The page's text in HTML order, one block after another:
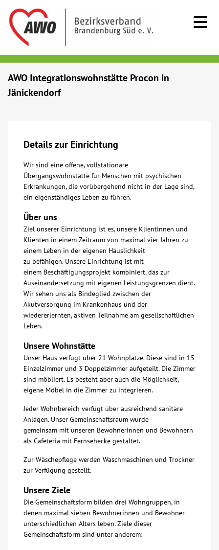
Senioren
Begegnung
Über uns
Veranstaltungen
Spenden
Mitmachen
Karriere
Ausbildung
Glossar
Suche
Kontakt
AWO BB Süd
AWO Integrationswohnstätte Procon in
Jänickendorf
Details zur Einrichtung
Wir sind eine offene, vollstationäre
Übergangswohnstätte für Menschen mit psychischen
Erkrankungen, die vorübergehend nicht in der Lage sind,
ein eigenständiges Leben zu führen.
Über uns
Ziel unserer Einrichtung ist es, unsere Klientinnen und
Klienten in einem Zeitraum von maximal vier Jahren zu
einem Leben in der eigenen Häuslichkeit
zu befähigen. Unsere Einrichtung ist mit
einem Beschäftigungsprojekt kombiniert, das zur
Auseinandersetzung mit eigenen Leistungsgrenzen dient.
Wir sehen uns als Bindeglied zwischen der
Akutversorgung im Krankenhaus und der
wiedererlernten, aktiven Teilnahme am gesellschaftlichen
Leben.
Unsere Wohnstätte
Unser Haus verfügt über 21 Wohnplätze. Diese sind in 15
Einzelzimmer und 3 Doppelzimmer aufgeteilt. Die Zimmer
sind möbliert. Es besteht aber auch die Möglichkeit,
eigene Möbel in die Zimmer zu integrieren.
Jeder Wohnbereich verfügt über ausreichend sanitäre
Anlagen. Unser Gemeinschaftsraum wurde
gemeinsam mit unseren Bewohnerinnen und Bewohnern
als Cafeteria mit Fernsehecke gestaltet.
Zur Wäschepflege werden Waschmaschinen und Trockner
zur Verfügung gestellt.
Unsere Ziele
Die Gemeinschaftsform bilden drei Wohngruppen, in
denen maximal sieben Bewohnerinnen und Bewohner
unterschiedlichen Alters leben. Ziele dieser
Gemeinschaftsform sind unter anderem: